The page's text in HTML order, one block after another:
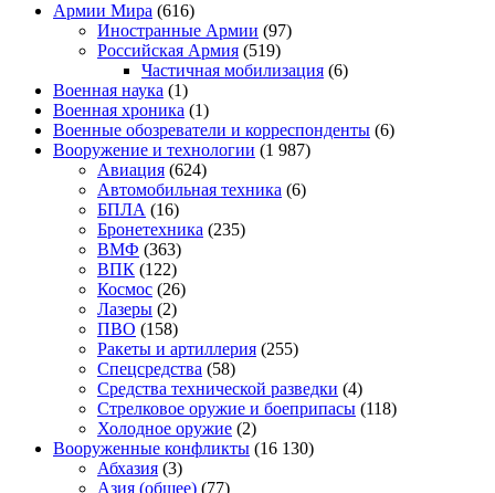
Армии Мира (616)
Иностранные Армии (97)
Российская Армия (519)
Частичная мобилизация (6)
Военная наука (1)
Военная хроника (1)
Военные обозреватели и корреспонденты (6)
Вооружение и технологии (1 987)
Авиация (624)
Автомобильная техника (6)
БПЛА (16)
Бронетехника (235)
ВМФ (363)
ВПК (122)
Космос (26)
Лазеры (2)
ПВО (158)
Ракеты и артиллерия (255)
Спецсредства (58)
Средства технической разведки (4)
Стрелковое оружие и боеприпасы (118)
Холодное оружие (2)
Вооруженные конфликты (16 130)
Абхазия (3)
Азия (общее) (77)